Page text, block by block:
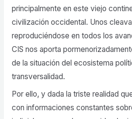
principalmente en este viejo
civilización occidental. Unos
reproduciéndose en todos los
CIS nos aporta
de la situación del ecosistema
transversalidad.
Por ello, y dada la triste realidad
con informaciones constantes